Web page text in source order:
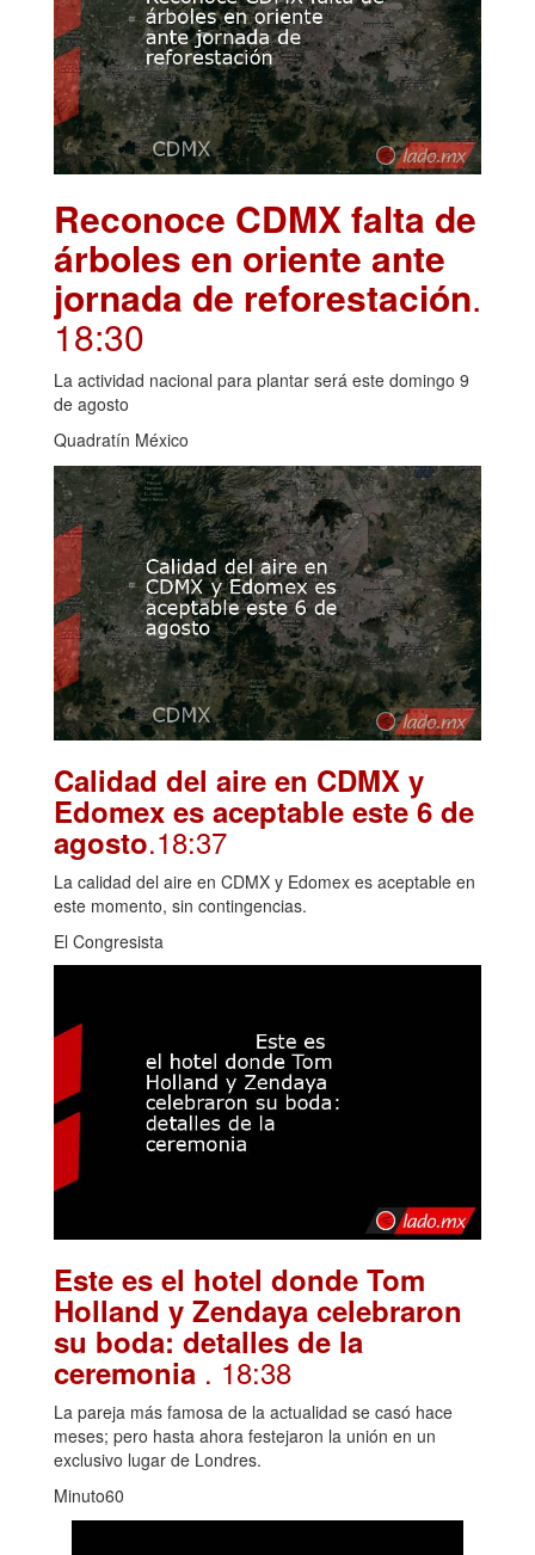
Reconoce CDMX falta de
árboles en oriente ante
jornada de reforestación.
18:30
La actividad nacional para plantar será este domingo 9
de agosto
Quadratín México
Calidad del aire en CDMX y
Edomex es aceptable este 6 de
agosto.18:37
La calidad del aire en CDMX y Edomex es aceptable en
este momento, sin contingencias.
El Congresista
Este es el hotel donde Tom
Holland y Zendaya celebraron
su boda: detalles de la
ceremonia . 18:38
La pareja más famosa de la actualidad se casó hace
meses; pero hasta ahora festejaron la unión en un
exclusivo lugar de Londres.
Minuto60